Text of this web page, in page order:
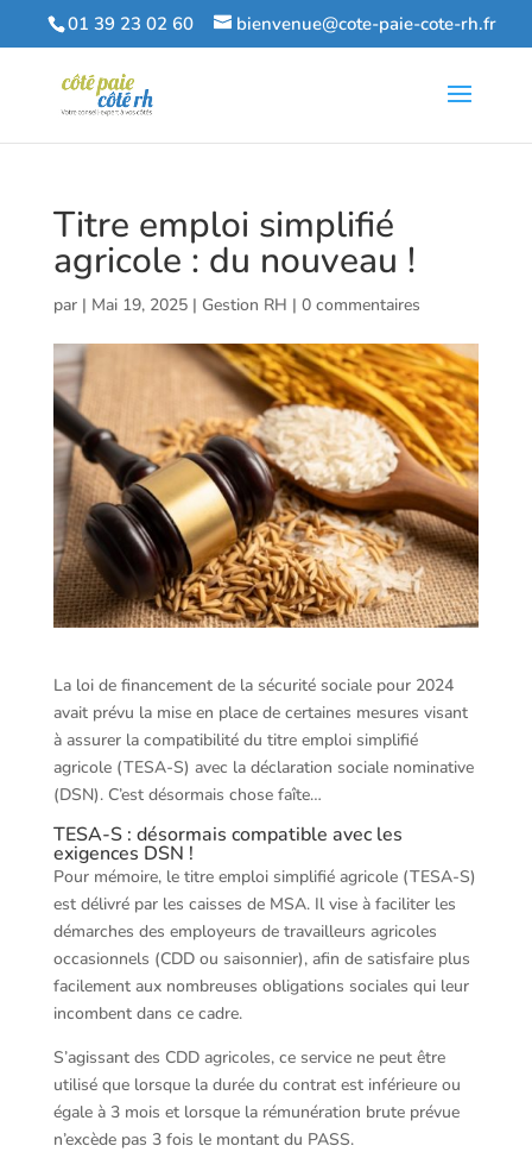
01 39 23 02 60 bienvenue@cote-paie-cote-rh.fr
Titre emploi simplifié
agricole : du nouveau !
par | Mai 19, 2025| Gestion RH | 0 commentaires
La loi de financement de la sécurité sociale pour 2024
avait prévu la mise en place de certaines mesures visant
à assurer la compatibilité du titre emploi simplifié
agricole (TESA-S) avec la déclaration sociale nominative
(DSN). C’est désormais chose faîte…
TESA-S : désormais compatible avec les
exigences DSN !
Pour mémoire, le titre emploi simplifié agricole (TESA-S)
est délivré par les caisses de MSA. Il vise à faciliter les
démarches des employeurs de travailleurs agricoles
occasionnels (CDD ou saisonnier), afin de satisfaire plus
facilement aux nombreuses obligations sociales qui leur
incombent dans ce cadre.
S’agissant des CDD agricoles, ce service ne peut être
utilisé que lorsque la durée du contrat est inférieure ou
égale à 3 mois et lorsque la rémunération brute prévue
n’excède pas 3 fois le montant du PASS.